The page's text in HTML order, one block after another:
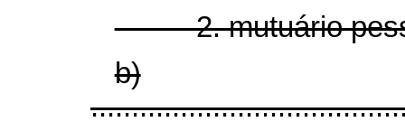
2. mutuário
b)